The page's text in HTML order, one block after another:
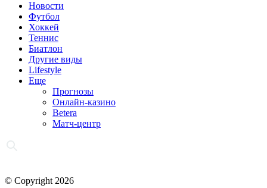
Новости
Футбол
Хоккей
Теннис
Биатлон
Другие виды
Lifestyle
Еще
Прогнозы
Онлайн-казино
Betera
Матч-центр
© Copyright 2026